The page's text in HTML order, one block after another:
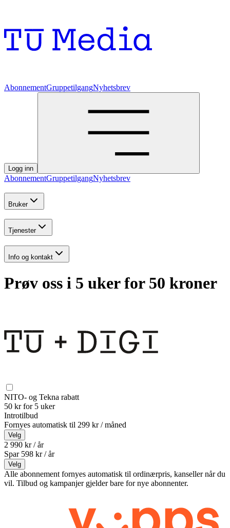
AbonnementGruppetilgangNyhetsbrev
Logg inn
AbonnementGruppetilgangNyhetsbrev
Bruker
Tjenester
Info og kontakt
Prøv oss i 5 uker for 50 kroner
NITO- og Tekna rabatt
50 kr for 5 uker
Introtilbud
Fornyes automatisk til 299 kr / måned
Velg
2 990 kr / år
Spar 598 kr /år
Velg
Alle abonnement fornyes automatisk til ordinærpris, kanseller når du
vil. Tilbud og kampanjer gjelder bare for nye abonnenter.